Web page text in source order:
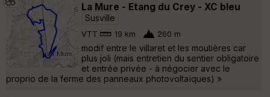
La Mure - Etang du Crey - XC bleu
Susville
VTT 19 km 260 m
modif entre le villaret et les moutières car
plus joli (mais entretien du sentier obligatoire
et entrée privée - à négocier avec le
proprio de la ferme des panneaux photovoltaïques) »